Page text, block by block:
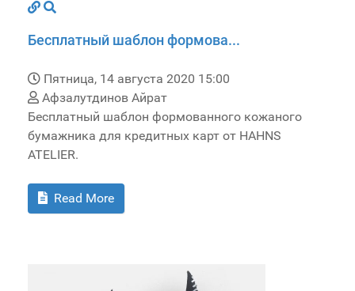
Бесплатный шаблон формова...
Пятница, 14 августа 2020 15:00
Афзалутдинов Айрат
Бесплатный шаблон формованного кожаного
бумажника для кредитных карт от HAHNS
ATELIER.
Read More